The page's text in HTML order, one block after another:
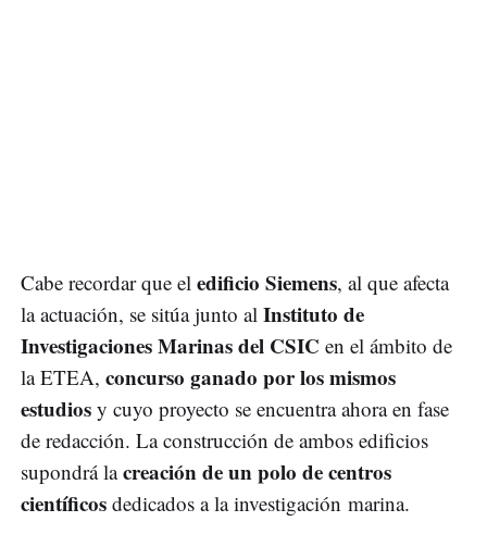
Cabe recordar que el edificio Siemens, al que afecta
la actuación, se sitúa junto al Instituto de
Investigaciones Marinas del CSIC en el ámbito de
la ETEA, concurso ganado por los mismos
estudios y cuyo proyecto se encuentra ahora en fase
de redacción. La construcción de ambos edificios
supondrá lacreación de un polo de centros
científicos dedicados a la investigación marina.